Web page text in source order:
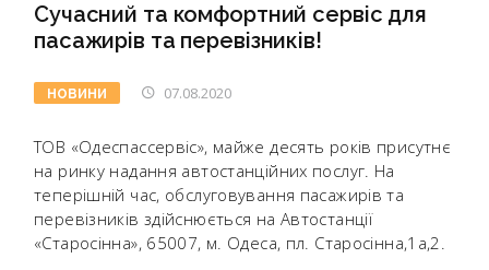
Сучасний та комфортний сервіс для
пасажирів та перевізників!
НОВИНИ 07.08.2020
ТОВ «Одеспассервіс», майже десять років присутнє
на ринку надання автостанційних послуг. На
теперішній час, обслуговування пасажирів та
перевізників здійснюється на Автостанції
«Старосінна», 65007, м. Одеса, пл. Старосінна,1а,2.